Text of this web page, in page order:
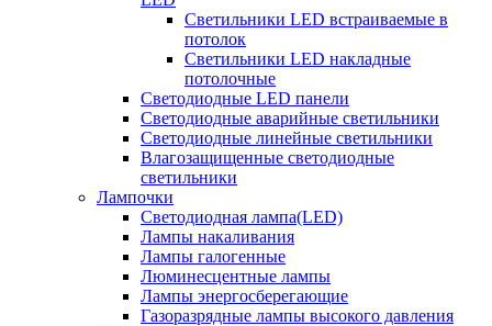
Cветильники LED встраиваемые в
потолок
Светильники LED накладные
потолочные
Светодиодные LED панели
Светодиодные аварийные светильники
Светодиодные линейные светильники
Влагозащищенные светодиодные
светильники
Лампочки
Светодиодная лампа(LED)
Лампы накаливания
Лампы галогенные
Люминесцентные лампы
Лампы энергосберегающие
Газоразрядные лампы высокого давления